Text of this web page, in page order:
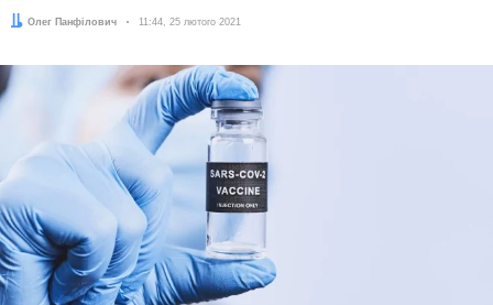
Автор:
Олег Панфілович Дата:
11:44, 25 лютого 2021